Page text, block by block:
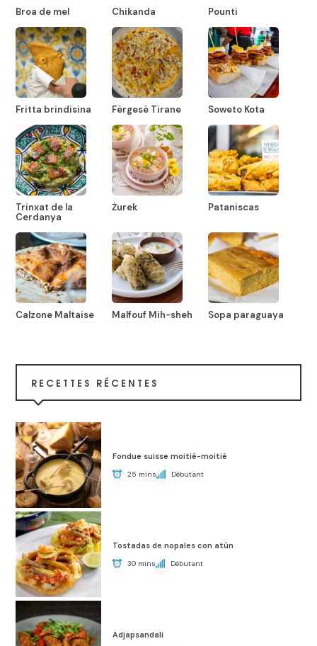
Broa de mel Chikanda Pounti
Fritta brindisina Fërgesë Tirane Soweto Kota
Trinxat de la
Cerdanya
Żurek Pataniscas
Calzone Maltaise Malfouf Mih-sheh Sopa paraguaya
RECETTES RÉCENTES
Fondue suisse moitié-moitié
25 mins Débutant
Tostadas de nopales con atún
30 mins Débutant
Adjapsandali